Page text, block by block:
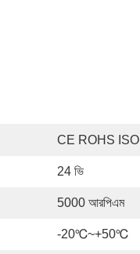
CE ROHS ISO
24 ভি
5000 আরপিএম
-20℃~+50℃